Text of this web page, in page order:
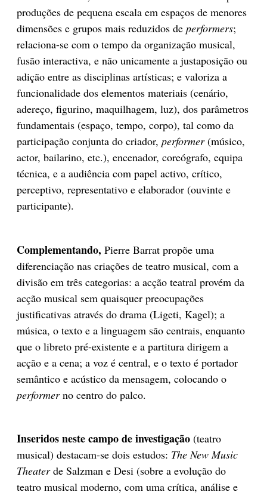
produções de pequena escala em espaços de menores
dimensões e grupos mais reduzidos de performers;
relaciona-se com o tempo da organização musical,
fusão interactiva, e não unicamente a justaposição ou
adição entre as disciplinas artísticas; e valoriza a
funcionalidade dos elementos materiais (cenário,
adereço, figurino, maquilhagem, luz), dos parâmetros
fundamentais (espaço, tempo, corpo), tal como da
participação conjunta do criador, performer(músico,
actor, bailarino, etc.), encenador, coreógrafo, equipa
técnica, e a audiência com papel activo, crítico,
perceptivo, representativo e elaborador (ouvinte e
participante).
Complementando, Pierre Barrat propõe uma
diferenciação nas criações de teatro musical, com a
divisão em três categorias: a acção teatral provém da
acção musical sem quaisquer preocupações
justificativas através do drama (Ligeti, Kagel); a
música, o texto e a linguagem são centrais, enquanto
que o libreto pré-existente e a partitura dirigem a
acção e a cena; a voz é central, e o texto é portador
semântico e acústico da mensagem, colocando o
performerno centro do palco.
Inseridos neste campo de investigação (teatro
musical) destacam-se dois estudos: The New Music
Theaterde Salzman e Desi (sobre a evolução do
teatro musical moderno, com uma crítica, análise e